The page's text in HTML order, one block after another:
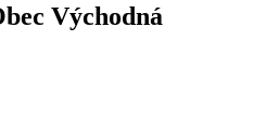
Východná